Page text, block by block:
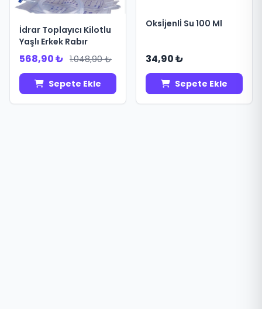
İdrar Toplayıcı Kilotlu
Yaşlı Erkek Rabır
568,90 ₺ 1.048,90 ₺
Sepete Ekle
Oksİjenlİ Su 100 Ml
34,90 ₺
Sepete Ekle